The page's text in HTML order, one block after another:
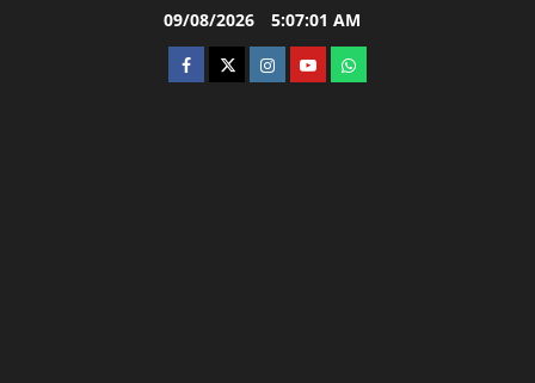
09/08/2026 5:07:02 AM
facebooktwitterinstagram.com
youtubewhatsapp